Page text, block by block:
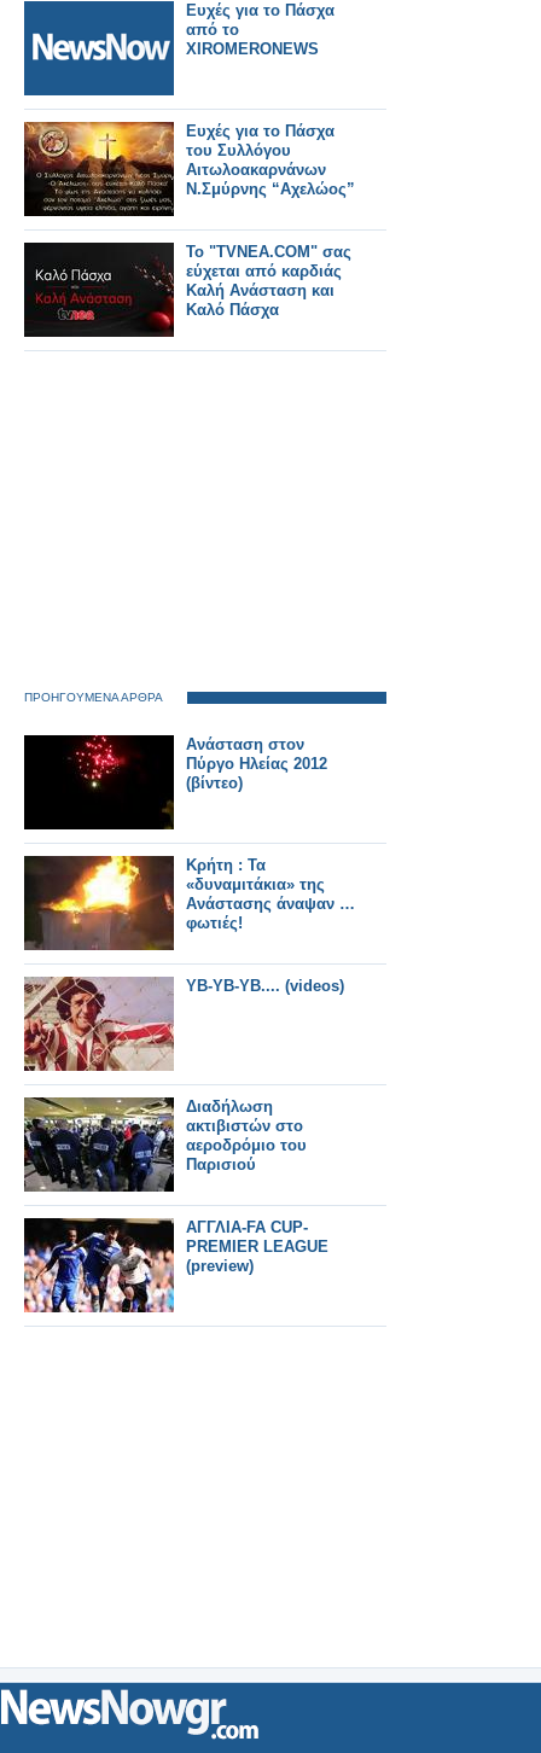
Ευχές για το Πάσχα
από το
XIROMERONEWS
Ευχές για το Πάσχα
του Συλλόγου
Αιτωλοακαρνάνων
Ν.Σμύρνης “Αχελώος”
Το "TVNEA.COM" σας
εύχεται από καρδιάς
Καλή Ανάσταση και
Καλό Πάσχα
ΠΡΟΗΓΟΥΜΕΝΑ ΑΡΘΡΑ
Ανάσταση στον
Πύργο Ηλείας 2012
(βίντεο)
Κρήτη : Τα
«δυναμιτάκια» της
Ανάστασης άναψαν …
φωτιές!
YB-YB-YB.... (videos)
Διαδήλωση
ακτιβιστών στο
αεροδρόμιο του
Παρισιού
ΑΓΓΛΙΑ-FA CUP-
PREMIER LEAGUE
(preview)